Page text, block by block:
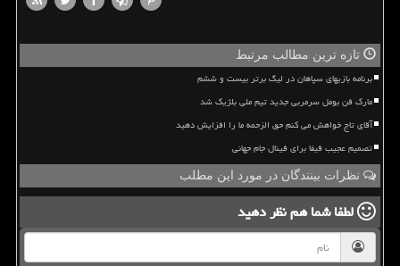
تازه ترین مطالب مرتبط
برنامه بازیهای سپاهان در لیگ برتر بیست و ششم
مارک فن بومل سرمربی جدید تیم ملی بلژیک شد
آقای تاج خواهش می کنم حق الزحمه ما را افزایش دهید
تصمیم عجیب فیفا برای فینال جام جهانی
نظرات بینندگان در مورد این مطلب
لطفا شما همنظر دهید